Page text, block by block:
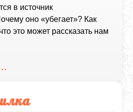
в источник
оно «убегает»? Как
это может рассказать нам